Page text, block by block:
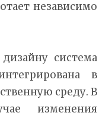
независимо
система
в
среду. В
изменения